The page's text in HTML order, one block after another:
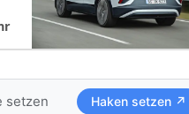
setzen Haken setzen ↗